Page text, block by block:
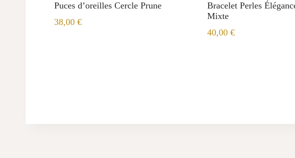
Puces d’oreilles Cercle Prune
38,00 €
Bracelet Perles
Mixte
40,00 €